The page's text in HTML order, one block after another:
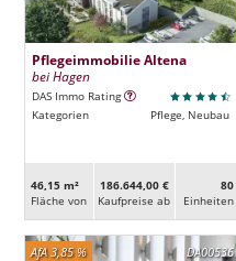
Pflegeimmobilie Altena
bei Hagen
DAS Immo Rating
Kategorien
Pflege, Neubau
46,15 m²
Fläche von
186.644,00 €
Kaufpreise ab
80
Ein­heiten
DA00536
AfA 3,85 %